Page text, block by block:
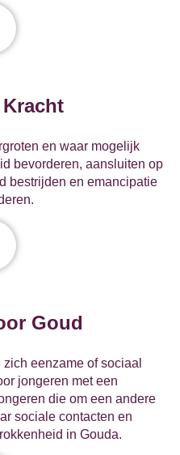
en waar mogelijk
bevorderen, aansluiten op
bestrijden en emancipatie
Goud
eenzame of sociaal
jongeren met een
die om een andere
sociale contacten en
in Gouda.